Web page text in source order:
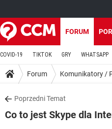
FORUM
COVID-19 TIKTOK GRY WHATSAPP
Forum Komunikatory /
Poprzedni Temat
Co to jest Skype dla